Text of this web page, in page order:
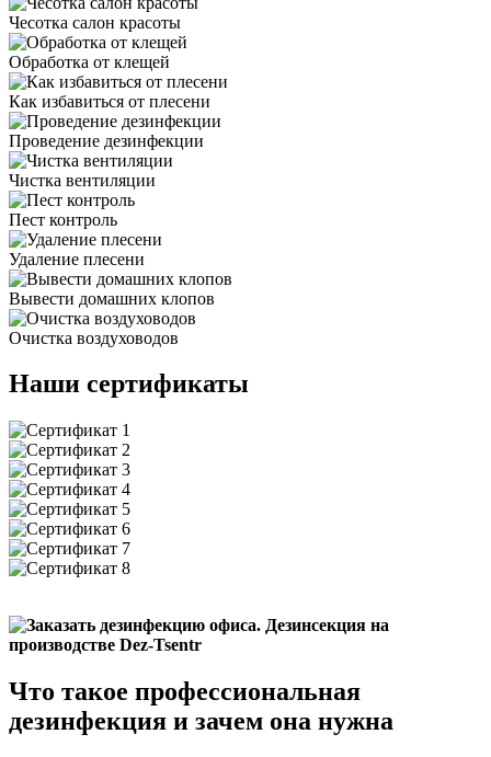
Чесотка салон красоты
Обработка от клещей
Как избавиться от плесени
Проведение дезинфекции
Чистка вентиляции
Пест контроль
Удаление плесени
Вывести домашних клопов
Очистка воздуховодов
Наши сертификаты
Что такое профессиональная
дезинфекция и зачем она нужна